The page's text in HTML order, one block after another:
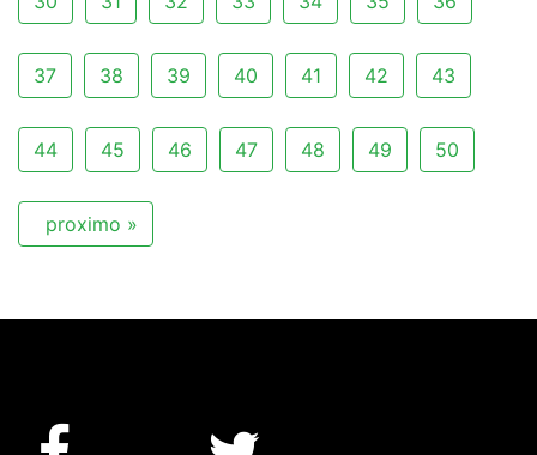
37 38 39 40 41 42 43
44 45 46 47 48 49 50
proximo »